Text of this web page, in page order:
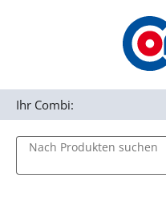
Zur Navigation springen
Nach Produkten suchen
Ihr Combi: